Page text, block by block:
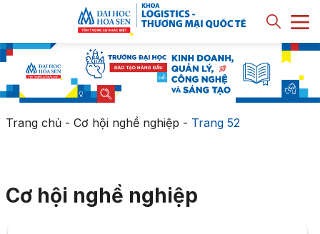
Trang chủ- Cơ hội nghề nghiệp - Trang 52
Cơ hội nghề nghiệp